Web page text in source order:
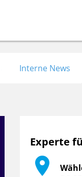
Interne News
Experte
